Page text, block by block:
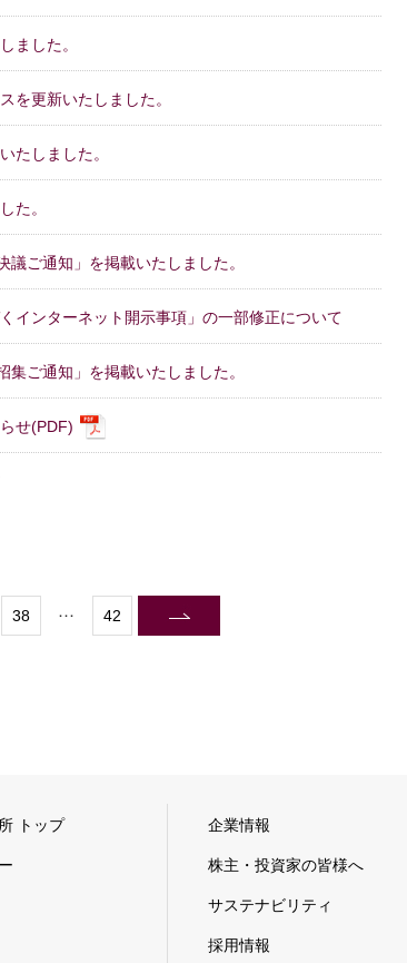
ました。
を更新いたしました。
たしました。
た。
議ご通知」を掲載いたしました。
インターネット開示事項」の一部修正について
集ご通知」を掲載いたしました。
せ(PDF)
38 42
トップ 企業情報
株主・投資家の皆様へ
サステナビリティ
採用情報